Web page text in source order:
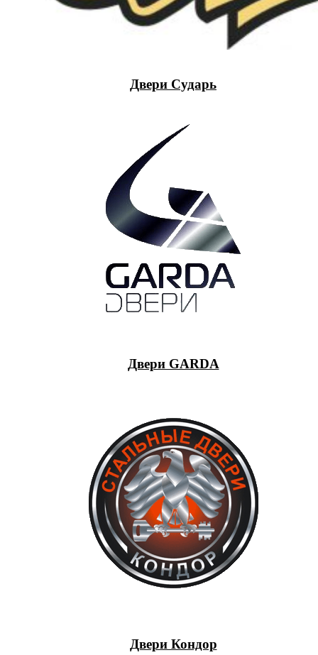
Двери Сударь
Двери GARDA
Двери Кондор